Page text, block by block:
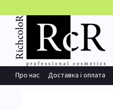
Про нас Доставка і оплата